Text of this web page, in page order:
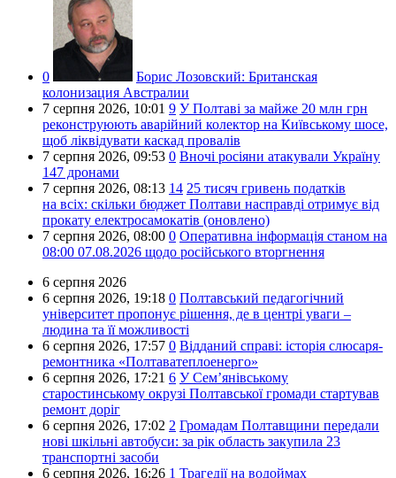
0 Борис Лозовский: Британская
колонизация Австралии
7 серпня 2026, 10:01 9 У Полтаві за майже 20 млн грн
реконструюють аварійний колектор на Київському шосе,
щоб ліквідувати каскад провалів
7 серпня 2026, 09:53 0 Вночі росіяни атакували Україну
147 дронами
7 серпня 2026, 08:13 14 25 тисяч гривень податків
на всіх: скільки бюджет Полтави насправді отримує від
прокату електросамокатів (оновлено)
7 серпня 2026, 08:00 0 Оперативна інформація станом на
08:00 07.08.2026 щодо російського вторгнення
6 серпня 2026
6 серпня 2026, 19:18 0 Полтавський педагогічний
університет пропонує рішення, де в центрі уваги –
людина та її можливості
6 серпня 2026, 17:57 0 Відданий справі: історія слюсаря-
ремонтника «Полтаватеплоенерго»
6 серпня 2026, 17:21 6 У Сем’янівському
старостинському окрузі Полтавської громади стартував
ремонт доріг
6 серпня 2026, 17:02 2 Громадам Полтавщини передали
нові шкільні автобуси: за рік область закупила 23
транспортні засоби
6 серпня 2026, 16:26 1 Трагедії на водоймах